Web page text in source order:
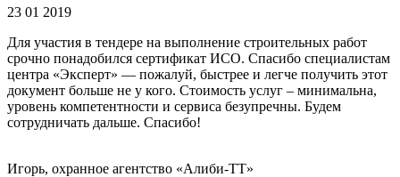
23 01 2019
Для участия в тендере на выполнение строительных работ
срочно понадобился сертификат ИСО. Спасибо специалистам
центра «Эксперт» — пожалуй, быстрее и легче получить этот
документ больше не у кого. Стоимость услуг – минимальна,
уровень компетентности и сервиса безупречны. Будем
сотрудничать дальше. Спасибо!
Игорь, охранное агентство «Алиби-ТТ»